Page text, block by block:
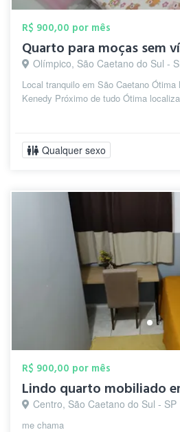
R$ 900,00 por mês
Quarto para moças sem
Olímpico, São Caetano do Sul -
Local tranquilo em São Caetano
Kenedy Próximo de tudo Ótima
Qualquer sexo
R$ 900,00 por mês
Lindo quarto mobiliado
Centro, São Caetano do Sul - SP
me chama